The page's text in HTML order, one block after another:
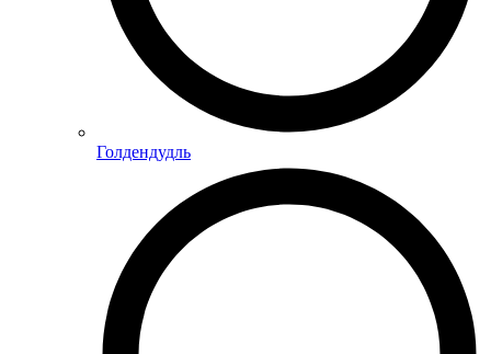
Голдендудль